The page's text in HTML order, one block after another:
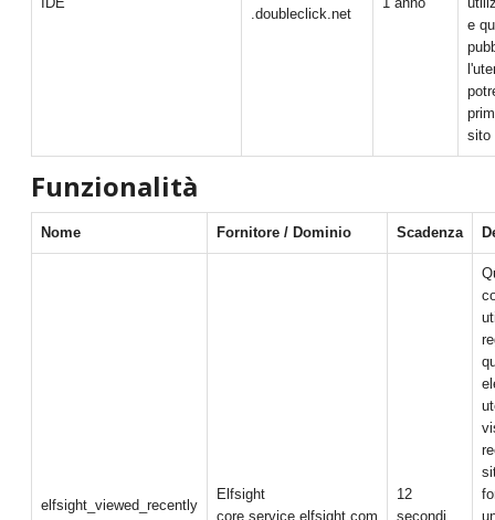
.doubleclick.net
e
sito
Funzionalità
Nome Fornitore / Dominio Scadenza
elfsight_viewed_recently
Elfsight
core.service.elfsight.com
12
secondi